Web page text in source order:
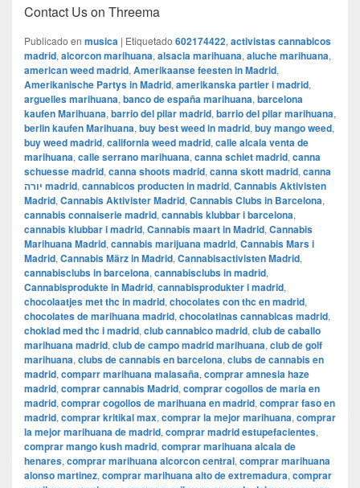
Contact Us on Threema
Publicado en musica | Etiquetado 602174422, activistas cannabicos
madrid, alcorcon marihuana, alsacia marihuana, aluche marihuana,
american weed madrid, Amerikaanse feesten in Madrid,
Amerikanische Partys in Madrid, amerikanska partier i madrid,
arguelles marihuana, banco de españa marihuana, barcelona
kaufen Marihuana, barrio del pilar madrid, barrio del pilar marihuana,
berlin kaufen Marihuana, buy best weed in madrid, buy mango weed,
buy weed madrid, california weed madrid, calle alcala venta de
marihuana, calle serrano marihuana, canna schiet madrid, canna
schuesse madrid, canna shoots madrid, canna skott madrid, canna
יורה madrid, cannabicos producten in madrid, Cannabis Aktivisten
Madrid, Cannabis Aktivister Madrid, Cannabis Clubs in Barcelona,
cannabis connaiserie madrid, cannabis klubbar i barcelona,
cannabis klubbar i madrid, Cannabis maart in Madrid, Cannabis
Marihuana Madrid, cannabis marijuana madrid, Cannabis Mars i
Madrid, Cannabis März in Madrid, Cannabisactivisten Madrid,
cannabisclubs in barcelona, cannabisclubs in madrid,
Cannabisprodukte in Madrid, cannabisprodukter i madrid,
chocolaatjes met thc in madrid, chocolates con thc en madrid,
chocolates de marihuana madrid, chocolatinas cannabicas madrid,
choklad med thc i madrid, club cannabico madrid, club de caballo
marihuana madrid, club de campo madrid marihuana, club de golf
marihuana, clubs de cannabis en barcelona, clubs de cannabis en
madrid, comparr marihuana malasaña, comprar amnesia haze
madrid, comprar cannabis Madrid, comprar cogollos de maria en
madrid, comprar cogollos de marihuana en madrid, comprar faso en
madrid, comprar kritikal max, comprar la mejor marihuana, comprar
la mejor marihuana de madrid, comprar madrid estupefacientes,
comprar mango kush madrid, comprar marihuana alcala de
henares, comprar marihuana alcorcon central, comprar marihuana
alonso martinez, comprar marihuana alto de extremadura, comprar